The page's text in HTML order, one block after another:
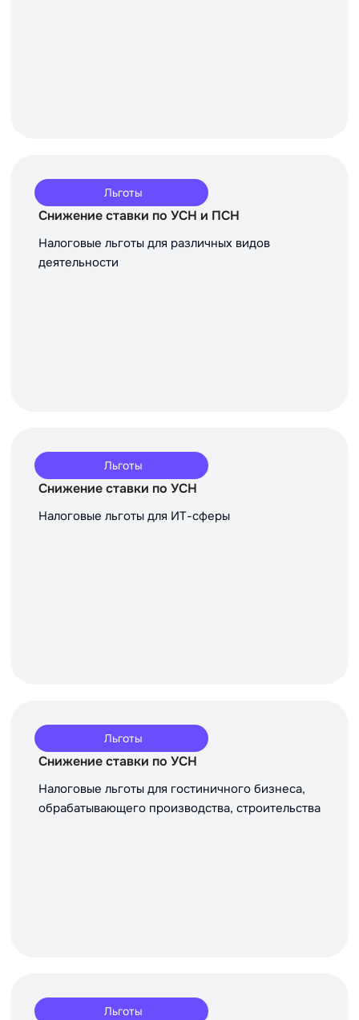
Льготы
Снижение ставки по УСН и ПСН
Налоговые льготы для различных видов
деятельности
Льготы
Снижение ставки по УСН
Налоговые льготы для ИТ-сферы
Льготы
Снижение ставки по УСН
Налоговые льготы для гостиничного бизнеса,
обрабатывающего производства, строительства
Льготы